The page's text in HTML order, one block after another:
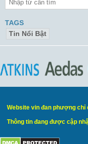
TAGS
Tin Nổi Bật
Website vin đan phượng chỉ
Thông tin đang được cập